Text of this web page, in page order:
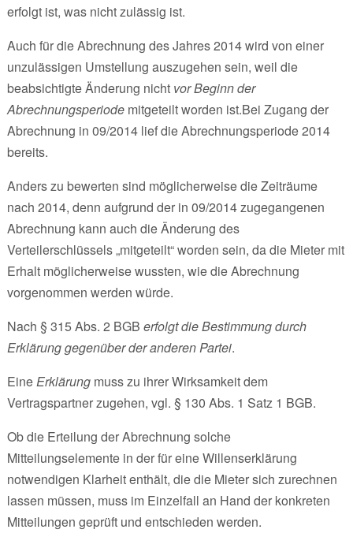
erfolgt ist, was nicht zulässig ist.
Auch für die Abrechnung des Jahres 2014 wird von einer
unzulässigen Umstellung auszugehen sein, weil die
beabsichtigte Änderung nicht vor Beginn der
Abrechnungsperiode mitgeteilt worden ist.Bei Zugang der
Abrechnung in 09/2014 lief die Abrechnungsperiode 2014
bereits.
Anders zu bewerten sind möglicherweise die Zeiträume
nach 2014, denn aufgrund der in 09/2014 zugegangenen
Abrechnung kann auch die Änderung des
Verteilerschlüssels „mitgeteilt“ worden sein, da die Mieter mit
Erhalt möglicherweise wussten, wie die Abrechnung
vorgenommen werden würde.
Nach § 315 Abs. 2 BGB erfolgt die Bestimmung durch
Erklärung gegenüber der anderen Partei.
EineErklärungmuss zu ihrer Wirksamkeit dem
Vertragspartner zugehen, vgl. § 130 Abs. 1 Satz 1 BGB.
Ob die Erteilung der Abrechnung solche
Mitteilungselemente in der für eine Willenserklärung
notwendigen Klarheit enthält, die die Mieter sich zurechnen
lassen müssen, muss im Einzelfall an Hand der konkreten
Mitteilungen geprüft und entschieden werden.